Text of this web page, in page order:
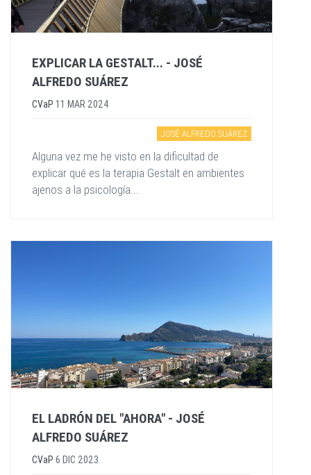
EXPLICAR LA GESTALT... - JOSÉ
ALFREDO SUÁREZ
CVaP 11 MAR 2024
JOSÉ ALFREDO SUÁREZ
Alguna vez me he visto en la dificultad de
explicar qué es la terapia Gestalt en ambientes
ajenos a la psicología...
EL LADRÓN DEL "AHORA" - JOSÉ
ALFREDO SUÁREZ
CVaP 6 DIC 2023